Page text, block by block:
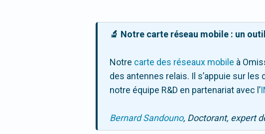
🔬 Notre carte réseau mobile : un
Notre carte des réseaux mobile à
des antennes relais. Il s’appuie sur
notre équipe R&D en partenariat avec l ’
Bernard Sandouno, Doctorant, expert